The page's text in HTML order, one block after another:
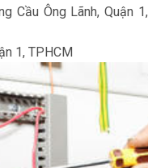
Cầu Ông Lãnh, Quận 1,
1, TPHCM